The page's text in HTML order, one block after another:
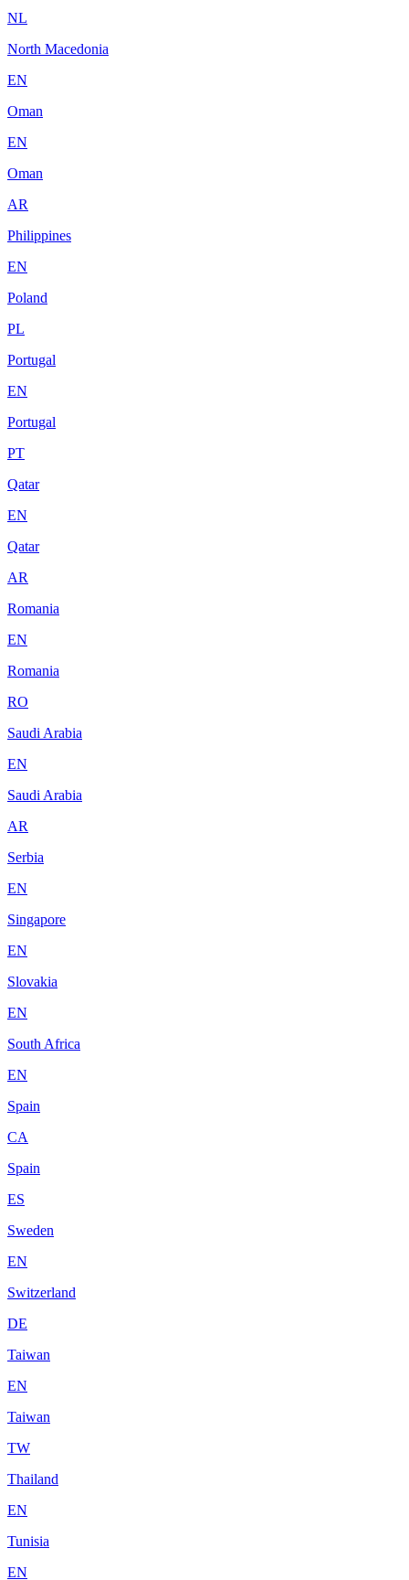
NL
North Macedonia
EN
Oman
EN
Oman
AR
Philippines
EN
Poland
PL
Portugal
EN
Portugal
PT
Qatar
EN
Qatar
AR
Romania
EN
Romania
RO
Saudi Arabia
EN
Saudi Arabia
AR
Serbia
EN
Singapore
EN
Slovakia
EN
South Africa
EN
Spain
CA
Spain
ES
Sweden
EN
Switzerland
DE
Taiwan
EN
Taiwan
TW
Thailand
EN
Tunisia
EN